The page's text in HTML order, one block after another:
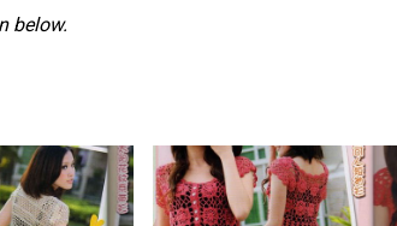
below.